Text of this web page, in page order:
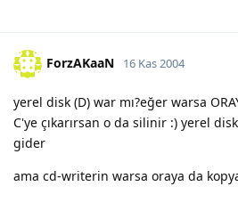
ForzAKaaN 16 Kas 2004
yerel disk (D) war mı?eğer warsa
C'ye çıkarırsan o da silinir :) yerel
gider
ama cd-writerin warsa oraya da